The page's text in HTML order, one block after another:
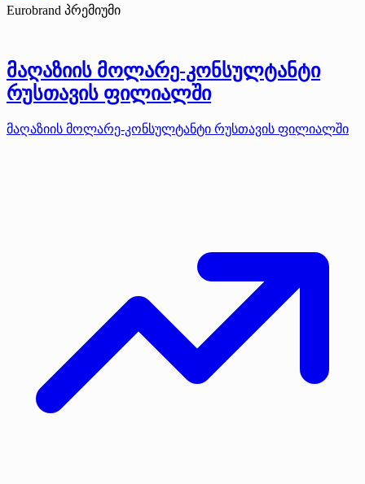
Eurobrand პრემიუმი
მაღაზიის მოლარე-კონსულტანტი
რუსთავის ფილიალში
მაღაზიის მოლარე-კონსულტანტი რუსთავის ფილიალში